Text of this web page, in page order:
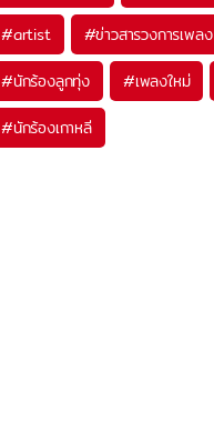
#artist #ข่าวสารวงการเพลง
#นักร้องลูกทุ่ง #เพลงใหม่
#นักร้องเกาหลี